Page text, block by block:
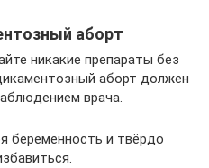
аборт
никакие препараты без
аборт должен
врача.
беременность и твёрдо